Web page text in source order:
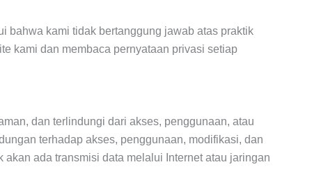
bahwa kami tidak bertanggung jawab atas praktik
kami dan membaca pernyataan privasi setiap
dan terlindungi dari akses, penggunaan, atau
terhadap akses, penggunaan, modifikasi, dan
ada transmisi data melalui Internet atau jaringan